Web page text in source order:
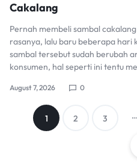
Cakalang
Pernah membeli sambal
rasanya, lalu baru beberapa hari
sambal tersebut sudah berubah
konsumen, hal seperti ini tentu
August 7, 2026 0
Posts
1 2 3 …